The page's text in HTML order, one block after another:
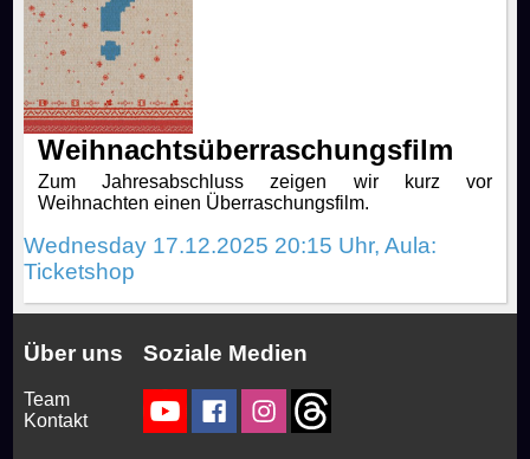
Tickets & Pre-Sale
Time & Location
Drinks & Snacks
About Us
How to join us!
Chronicle
Library & Collections
Events
Rocky Horror Picture Show
Filmstudio Special
Productions
Movies
FAQ
Weihnachtsüberraschungsfilm
Zum Jahresabschluss zeigen wir kurz vor
Weihnachten einen Überraschungsfilm.
Wednesday 17.12.2025 20:15 Uhr, Aula:
Ticketshop
Über uns
Team
Kontakt
Soziale Medien